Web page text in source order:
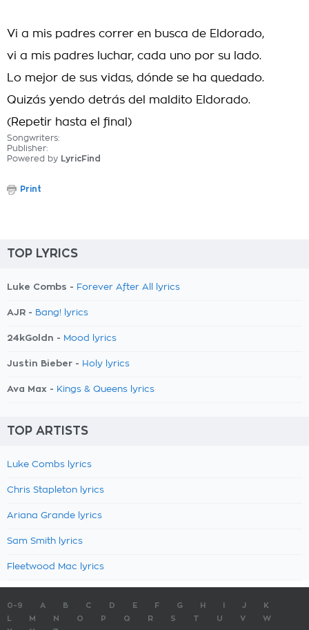
Vi a mis padres correr en busca de Eldorado,
vi a mis padres luchar, cada uno por su lado.
Lo mejor de sus vidas, dónde se ha quedado.
Quizás yendo detrás del maldito Eldorado.
(Repetir hasta el final)
Songwriters:
Publisher:
Powered by LyricFind
Print
TOP LYRICS
Luke Combs - Forever After All lyrics
AJR - Bang! lyrics
24kGoldn - Mood lyrics
Justin Bieber - Holy lyrics
Ava Max - Kings & Queens lyrics
TOP ARTISTS
Luke Combs lyrics
Chris Stapleton lyrics
Ariana Grande lyrics
Sam Smith lyrics
Fleetwood Mac lyrics
0-9 A B C D E F G H J
K
M N O P Q R S T U V
W